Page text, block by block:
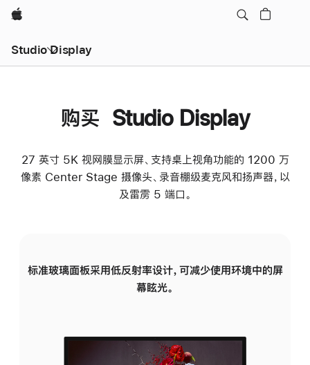
Apple
Studio Display
购买 Studio Display
27 英寸 5K 视网膜显示屏、支持桌上视角功能的 1200 万
像素 Center Stage 摄像头、录音棚级麦克风和扬声器，以
及雷雳 5 端口。
标准玻璃面板采用低反射率设计，可减少使用环境中的屏
幕眩光。